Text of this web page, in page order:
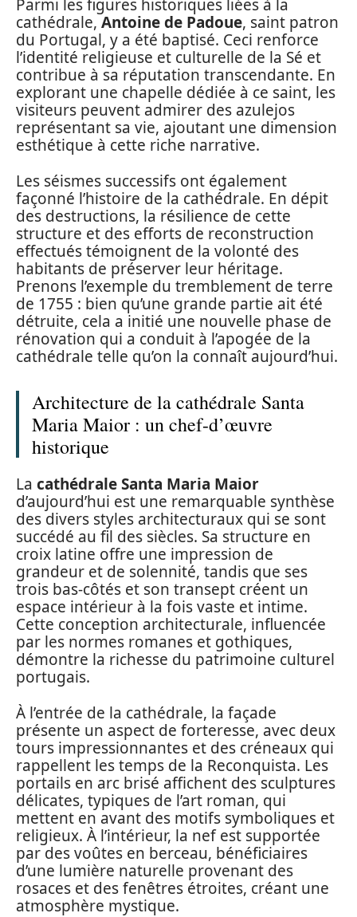
Parmi les figures historiques liées à la
cathédrale, Antoine de Padoue, saint patron
du Portugal, y a été baptisé. Ceci renforce
l’identité religieuse et culturelle de la Sé et
contribue à sa réputation transcendante. En
explorant une chapelle dédiée à ce saint, les
visiteurs peuvent admirer des azulejos
représentant sa vie, ajoutant une dimension
esthétique à cette riche narrative.
Les séismes successifs ont également
façonné l’histoire de la cathédrale. En dépit
des destructions, la résilience de cette
structure et des efforts de reconstruction
effectués témoignent de la volonté des
habitants de préserver leur héritage.
Prenons l’exemple du tremblement de terre
de 1755 : bien qu’une grande partie ait été
détruite, cela a initié une nouvelle phase de
rénovation qui a conduit à l’apogée de la
cathédrale telle qu’on la connaît aujourd’hui.
Architecture de la cathédrale Santa
Maria Maior : un chef-d’œuvre
historique
La cathédrale Santa Maria Maior
d’aujourd’hui est une remarquable synthèse
des divers styles architecturaux qui se sont
succédé au fil des siècles. Sa structure en
croix latine offre une impression de
grandeur et de solennité, tandis que ses
trois bas-côtés et son transept créent un
espace intérieur à la fois vaste et intime.
Cette conception architecturale, influencée
par les normes romanes et gothiques,
démontre la richesse du patrimoine culturel
portugais.
À l’entrée de la cathédrale, la façade
présente un aspect de forteresse, avec deux
tours impressionnantes et des créneaux qui
rappellent les temps de la Reconquista. Les
portails en arc brisé affichent des sculptures
délicates, typiques de l’art roman, qui
mettent en avant des motifs symboliques et
religieux. À l’intérieur, la nef est supportée
par des voûtes en berceau, bénéficiaires
d’une lumière naturelle provenant des
rosaces et des fenêtres étroites, créant une
atmosphère mystique.